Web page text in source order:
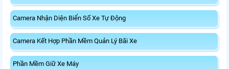
Camera Nhận Diện Biển Số Xe Tự Động
Camera Kết Hợp Phần Mềm Quản Lý Bãi Xe
Phần Mềm Giữ Xe Máy